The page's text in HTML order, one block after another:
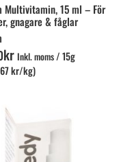
Multivitamin, 15 ml – För
gnagare & fåglar
kr Inkl. moms /15g
kr/kg)